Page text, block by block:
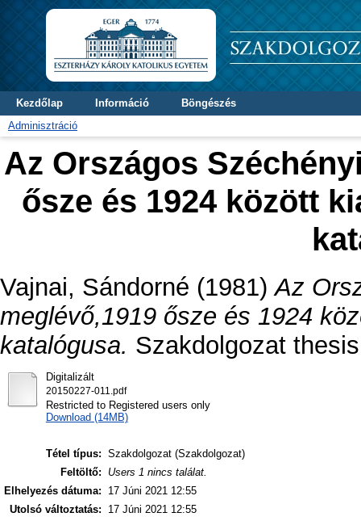
Kezdőlap Információ
Böngészés
Adminisztráció
Az Országos
ősze és 1924 között
Vajnai, Sándorné (1981)Az
meglévő,1919 ősze és 1924
katalógusa. Szakdolgozat
Digitalizált
20150227-011.pdf
Restricted to Registered users only
Download (14MB)
Tétel típus: Szakdolgozat (Szakdolgozat)
Feltöltő:
Users 1 nincs találat.
Elhelyezés dátuma:
17 Júni 2021 12:55
Utolsó változtatás:
17 Júni 2021 12:55